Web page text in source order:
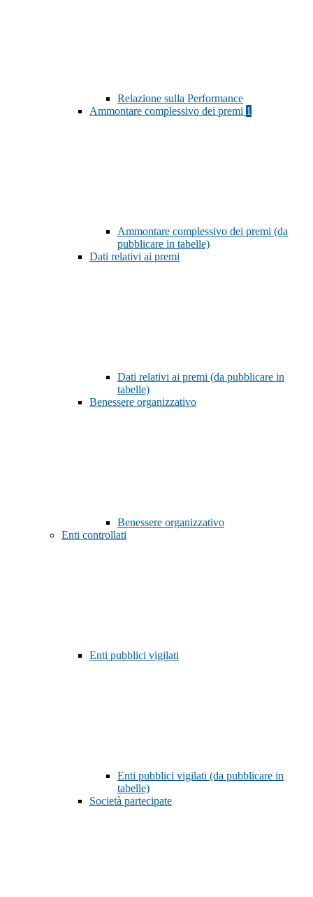
Relazione sulla Performance
Ammontare complessivo dei premi 1
Ammontare complessivo dei premi (da
pubblicare in tabelle)
Dati relativi ai premi
Dati relativi ai premi (da pubblicare in
tabelle)
Benessere organizzativo
Benessere organizzativo
Enti controllati
Enti pubblici vigilati
Enti pubblici vigilati (da pubblicare in
tabelle)
Società partecipate